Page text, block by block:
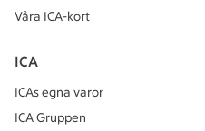
Våra ICA-kort
ICA
ICAs egna varor
ICA Gruppen